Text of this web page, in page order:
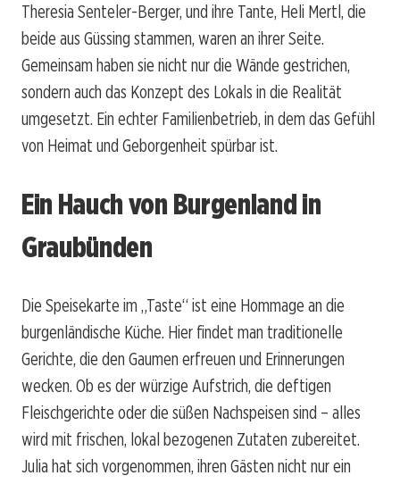
Theresia Senteler-Berger, und ihre Tante, Heli Mertl, die
beide aus Güssing stammen, waren an ihrer Seite.
Gemeinsam haben sie nicht nur die Wände gestrichen,
sondern auch das Konzept des Lokals in die Realität
umgesetzt. Ein echter Familienbetrieb, in dem das Gefühl
von Heimat und Geborgenheit spürbar ist.
Ein Hauch von Burgenland in
Graubünden
Die Speisekarte im „Taste“ ist eine Hommage an die
burgenländische Küche. Hier findet man traditionelle
Gerichte, die den Gaumen erfreuen und Erinnerungen
wecken. Ob es der würzige Aufstrich, die deftigen
Fleischgerichte oder die süßen Nachspeisen sind – alles
wird mit frischen, lokal bezogenen Zutaten zubereitet.
Julia hat sich vorgenommen, ihren Gästen nicht nur ein